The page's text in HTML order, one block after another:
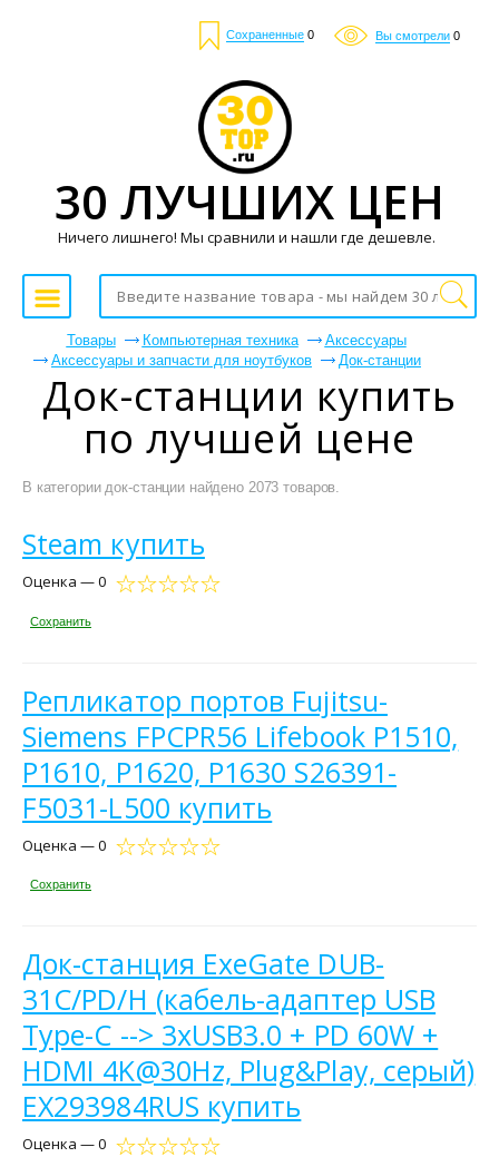
Сохраненные 0 Вы смотрели 0
Товары Компьютерная техника
Аксессуары
Аксессуары и запчасти для ноутбуков
Док-станции
Док-станции купить
по лучшей цене
В категории док-станции найдено 2073 товаров.
Steam купить
Оценка — 0
Сохранить
Репликатор портов Fujitsu-
Siemens FPCPR56 Lifebook P1510,
P1610, P1620, P1630 S26391-
F5031-L500 купить
Оценка — 0
Сохранить
Док-станция ExeGate DUB-
31C/PD/H (кабель-адаптер USB
Type-C --> 3xUSB3.0 + PD 60W +
HDMI 4K@30Hz, Plug&Play, серый)
EX293984RUS купить
Оценка — 0
30 ЛУЧШИХ ЦЕН
Ничего лишнего! Мы сравнили и нашли где дешевле.